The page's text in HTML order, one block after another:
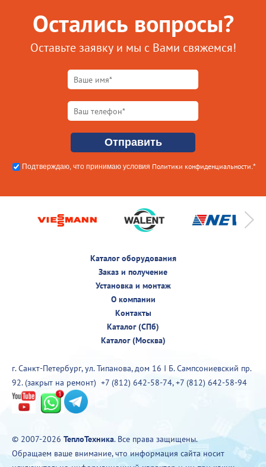
Остались вопросы?
Оставьте заявку и мы с Вами свяжемся!
Подтверждаю, что принимаю условия Политики конфиденциальности .*
Каталог оборудования
Заказ и получение
Установка и монтаж
О компании
Контакты
Каталог (СПб)
Каталог (Москва)
г. Санкт-Петербург, ул. Типанова, дом 16 I Б. Сампсониевский пр.
92. (закрыт на ремонт) +7 (812) 642-58-74,+7 (812) 642-58-94
© 2007-2026 ТеплоТехника. Все права защищены.
Обращаем ваше внимание, что информация сайта носит